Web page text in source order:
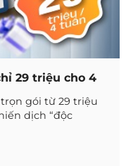
29 triệu cho 4
gói từ 29 triệu
dịch “độc
sách cho du